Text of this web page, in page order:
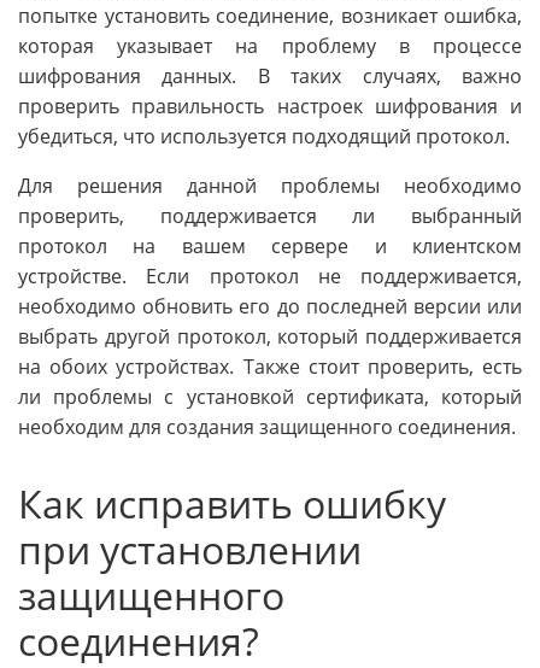
попытке установить соединение, возникает ошибка,
которая указывает на проблему в процессе
шифрования данных. В таких случаях, важно
проверить правильность настроек шифрования и
убедиться, что используется подходящий протокол.
Для решения данной проблемы необходимо
проверить, поддерживается ли выбранный
протокол на вашем сервере и клиентском
устройстве. Если протокол не поддерживается,
необходимо обновить его до последней версии или
выбрать другой протокол, который поддерживается
на обоих устройствах. Также стоит проверить, есть
ли проблемы с установкой сертификата, который
необходим для создания защищенного соединения.
Как исправить ошибку
при установлении
защищенного
соединения?